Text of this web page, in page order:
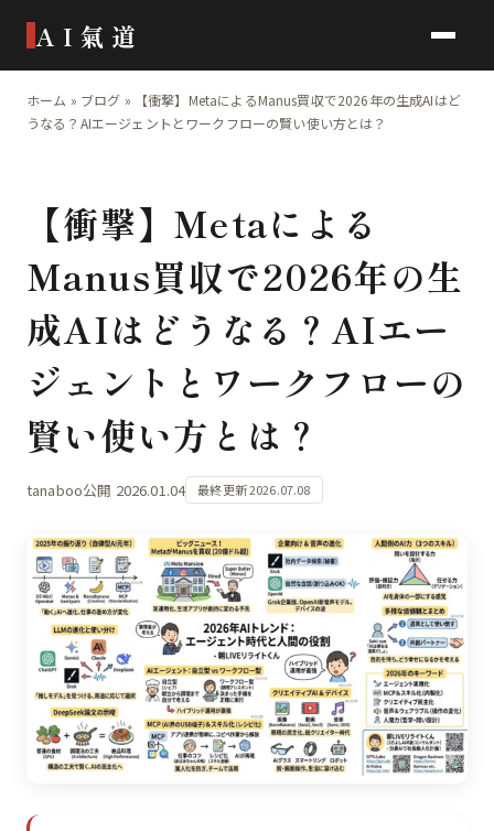
AI氣道
ホーム » ブログ »
【衝撃】MetaによるManus買収で2026年の生成AIはど
うなる？AIエージェントとワークフローの賢い使い方とは？
【衝撃】Metaによる
Manus買収で2026年の生
成AIはどうなる？AIエー
ジェントとワークフローの
賢い使い方とは？
tanaboo公開 2026.01.04 最終更新 2026.07.08